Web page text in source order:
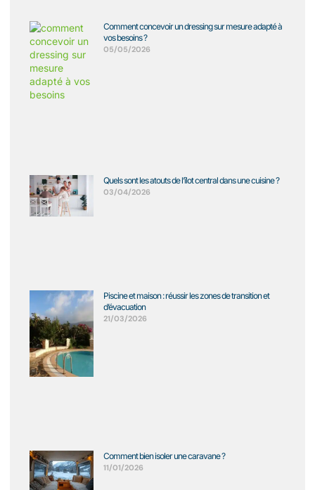
Comment concevoir un dressing sur mesure adapté à
vos besoins ?
05/05/2026
Quels sont les atouts de l’îlot central dans une cuisine ?
03/04/2026
Piscine et maison : réussir les zones de transition et
d’évacuation
21/03/2026
Comment bien isoler une caravane ?
11/01/2026